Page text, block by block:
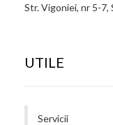
Str. Vigoniei, nr 5-
UTILE
Servicii